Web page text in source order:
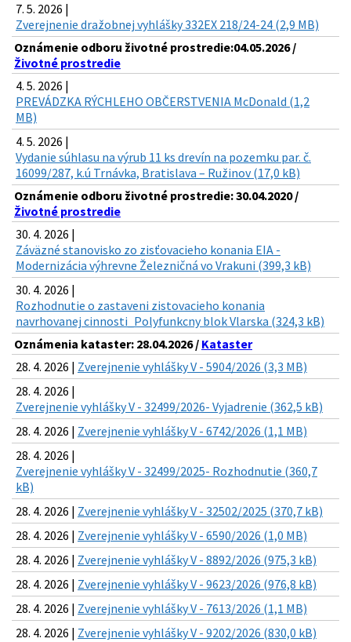
7. 5. 2026 |
Zverejnenie dražobnej vyhlášky 332EX 218/24-24 (2,9 MB)
Oznámenie odboru životné prostredie:04.05.2026 /
Životné prostredie
4. 5. 2026 |
PREVÁDZKA RÝCHLEHO OBČERSTVENIA McDonald (1,2
MB)
4. 5. 2026 |
Vydanie súhlasu na výrub 11 ks drevín na pozemku par. č.
16099/287, k.ú Trnávka, Bratislava – Ružinov (17,0 kB)
Oznámenie odboru životné prostredie: 30.04.2020 /
Životné prostredie
30. 4. 2026 |
Záväzné stanovisko zo zisťovacieho konania EIA -
Modernizácia výhrevne Železničná vo Vrakuni (399,3 kB)
30. 4. 2026 |
Rozhodnutie o zastaveni zistovacieho konania
navrhovanej cinnosti_Polyfunkcny blok Vlarska (324,3 kB)
Oznámenia kataster: 28.04.2026 / Kataster
28. 4. 2026 | Zverejnenie vyhlášky V - 5904/2026 (3,3 MB)
28. 4. 2026 |
Zverejnenie vyhlášky V - 32499/2026- Vyjadrenie (362,5 kB)
28. 4. 2026 | Zverejnenie vyhlášky V - 6742/2026 (1,1 MB)
28. 4. 2026 |
Zverejnenie vyhlášky V - 32499/2025- Rozhodnutie (360,7
kB)
28. 4. 2026 | Zverejnenie vyhlášky V - 32502/2025 (370,7 kB)
28. 4. 2026 | Zverejnenie vyhlášky V - 6590/2026 (1,0 MB)
28. 4. 2026 | Zverejnenie vyhlášky V - 8892/2026 (975,3 kB)
28. 4. 2026 | Zverejnenie vyhlášky V - 9623/2026 (976,8 kB)
28. 4. 2026 | Zverejnenie vyhlášky V - 7613/2026 (1,1 MB)
28. 4. 2026 | Zverejnenie vyhlášky V - 9202/2026 (830,0 kB)